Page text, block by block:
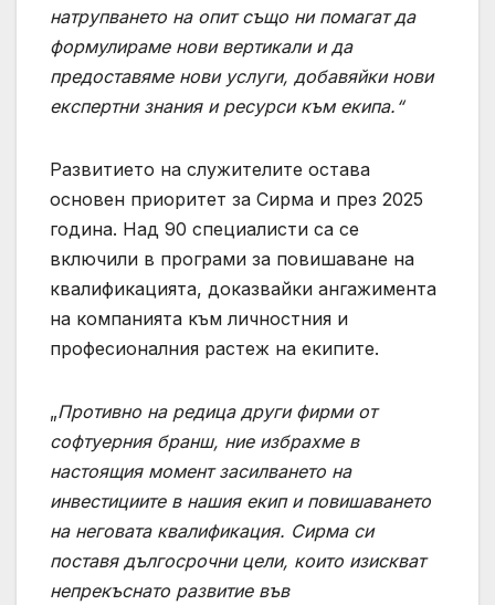
натрупването на опит също ни помагат да
формулираме нови вертикали и да
предоставяме нови услуги, добавяйки нови
експертни знания и ресурси към екипа.“
Развитието на служителите остава
основен приоритет за Сирма и през 2025
година. Над 90 специалисти са се
включили в програми за повишаване на
квалификацията, доказвайки ангажимента
на компанията към личностния и
професионалния растеж на екипите.
„Противно на редица други фирми от
софтуерния бранш, ние избрахме в
настоящия момент засилването на
инвестициите в нашия екип и повишаването
на неговата квалификация. Сирма си
поставя дългосрочни цели, които изискват
непрекъснато развитие във